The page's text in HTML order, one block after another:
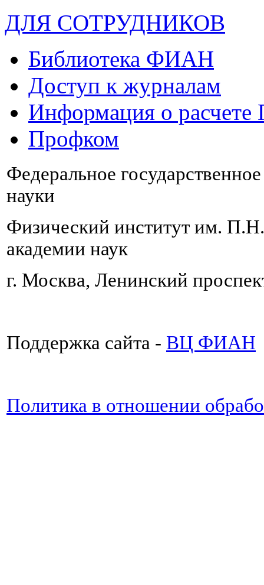
ДЛЯ СОТРУДНИКОВ
Библиотека ФИАН
Доступ к журналам
Информация о
Профком
Федеральное
науки
Физический институт им.
академии наук
г. Москва, Ленинский
Поддержка сайта - ВЦ ФИАН
Политика в отношении